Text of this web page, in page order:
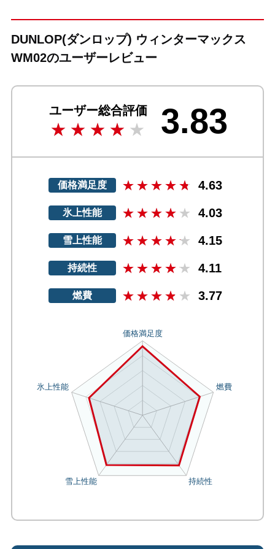
DUNLOP(ダンロップ) ウィンターマックス
WM02のユーザーレビュー
ユーザー総合評価 3.83
価格満足度 4.63
氷上性能 4.03
雪上性能 4.15
持続性 4.11
燃費 3.77